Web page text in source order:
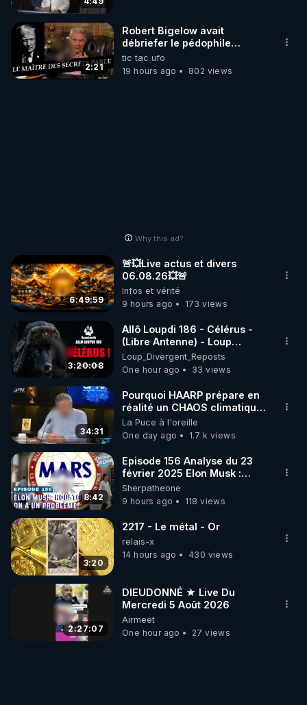
2:21
Robert Bigelow avait
débriefer le pédophile
génocidaire de donald j
trump
tic tac ufo
19 hours ago
802 views
Why this ad?
6:49:59
🚨💥Live actus et divers
06.08.26💥🚨
Infos et vérité
9 hours ago
173 views
3:20:08
Allô Loupdi 186 - Célérus -
(Libre Antenne) - Loup
Divergent 2026.08.06
Loup_Divergent_Reposts
One hour ago
33 views
34:31
Pourquoi HAARP prépare en
réalité un CHAOS climatique,
on répond
La Puce à l'oreille
One day ago
1.7 k views
8:42
Episode 156 Analyse du 23
février 2025 Elon Musk :
Houston , on a un problème !
Sherpatheone
9 hours ago
118 views
3:20
2217 - Le métal - Or
relais-x
14 hours ago
430 views
2:27:07
DIEUDONNÉ ★ Live Du
Mercredi 5 Août 2026
Airmeet
One hour ago
27 views